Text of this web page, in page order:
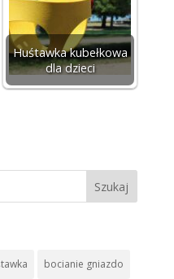
Huśtawka kubełkowa
dla dzieci
bocianie gniazdo